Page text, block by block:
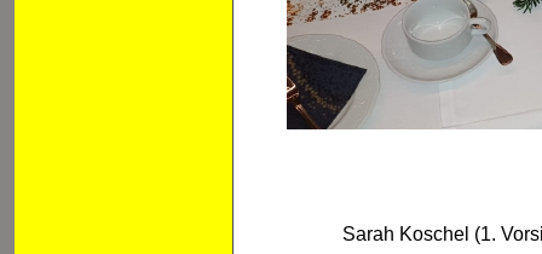
Sarah Koschel (1.